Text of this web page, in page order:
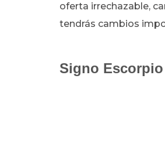
oferta irrechazable,
tendrás cambios
Signo